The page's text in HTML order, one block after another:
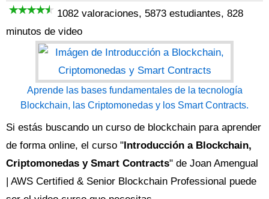
1082 valoraciones, 5873 estudiantes, 828
minutos de video
Aprende las bases fundamentales de la tecnología
Blockchain, las Criptomonedas y los Smart Contracts.
Si estás buscando un curso de blockchain para aprender
de forma online, el curso "Introducción a Blockchain,
Criptomonedas y Smart Contracts" de Joan Amengual
| AWS Certified & Senior Blockchain Professional puede